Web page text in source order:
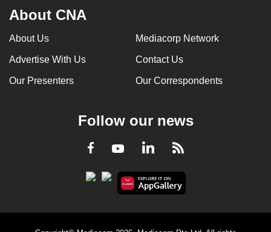
About CNA
About Us Mediacorp Network
Advertise With Us Contact Us
Our Presenters Our Correspondents
Follow our news
Facebook
YoutubeLinkedInRSS